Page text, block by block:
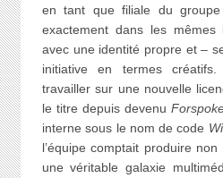
en tant que filiale du groupe
exactement dans les mêmes
avec une identité propre et –
initiative en termes
travailler sur une nouvelle
le titre depuis devenu
interne sous le nom de code
l’équipe comptait produire
une véritable galaxie